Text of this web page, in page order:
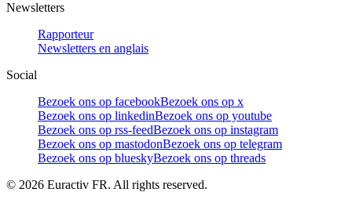
Newsletters
Rapporteur
Newsletters en anglais
Social
Bezoek ons op facebookBezoek ons op x
Bezoek ons op linkedinBezoek ons op youtube
Bezoek ons op rss-feedBezoek ons op instagram
Bezoek ons op mastodonBezoek ons op telegram
Bezoek ons op blueskyBezoek ons op threads
© 2026 Euractiv FR. All rights reserved.